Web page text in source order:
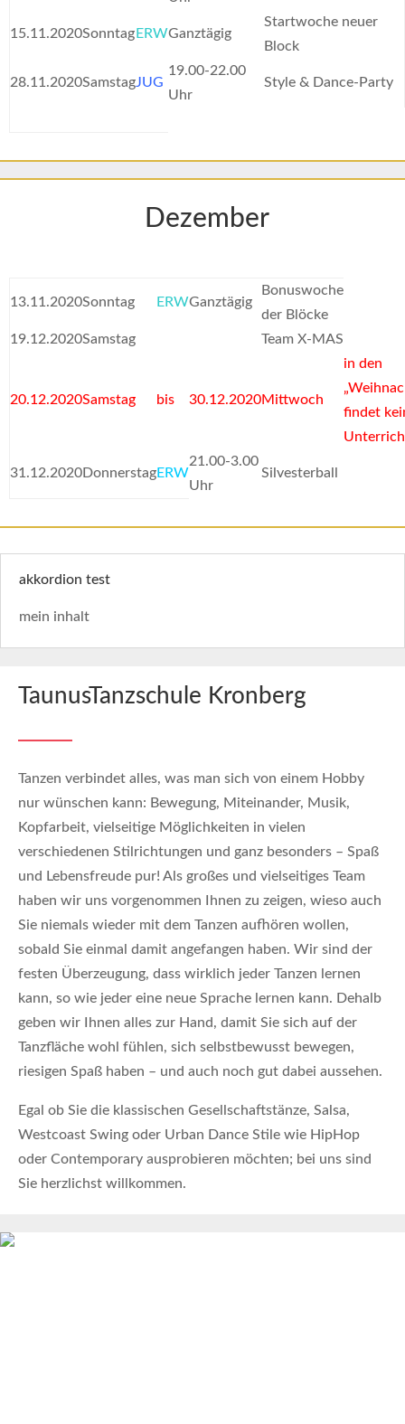
15.11.2020Sonntag ERWGanztägig
Startwoche neuer
Block
28.11.2020SamstagJUG
19.00-22.00
Uhr
Style & Dance-Party
Dezember
13.11.2020Sonntag ERWGanztägig
Bonuswoche
der Blöcke
19.12.2020Samstag Team X-MAS
20.12.2020Samstag bis 30.12.2020Mittwoch
in den
findet
31.12.2020DonnerstagERW
21.00-3.00
Uhr
Silvesterball
akkordion test
mein inhalt
TaunusTanzschule Kronberg
Tanzen verbindet alles, was man sich von einem Hobby
nur wünschen kann: Bewegung, Miteinander, Musik,
Kopfarbeit, vielseitige Möglichkeiten in vielen
verschiedenen Stilrichtungen und ganz besonders – Spaß
und Lebensfreude pur! Als großes und vielseitiges Team
haben wir uns vorgenommen Ihnen zu zeigen, wieso auch
Sie niemals wieder mit dem Tanzen aufhören wollen,
sobald Sie einmal damit angefangen haben. Wir sind der
festen Überzeugung, dass wirklich jeder Tanzen lernen
kann, so wie jeder eine neue Sprache lernen kann. Dehalb
geben wir Ihnen alles zur Hand, damit Sie sich auf der
Tanzfläche wohl fühlen, sich selbstbewusst bewegen,
riesigen Spaß haben – und auch noch gut dabei aussehen.
Egal ob Sie die klassischen Gesellschaftstänze, Salsa,
Westcoast Swing oder Urban Dance Stile wie HipHop
oder Contemporary ausprobieren möchten; bei uns sind
Sie herzlichst willkommen.